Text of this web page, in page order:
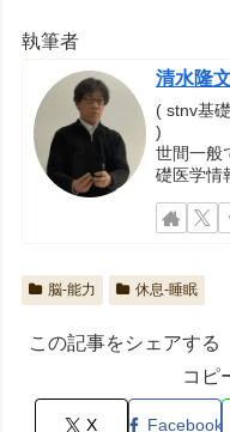
執筆者
清水隆
( stnv基
)
世間一般
礎医学情
脳-能力 休息-睡眠
この記事をシェアする
コピ
X Facebook